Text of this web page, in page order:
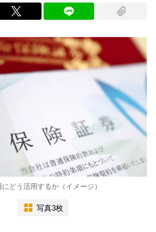
どう活用するか（イメージ）
写真3枚